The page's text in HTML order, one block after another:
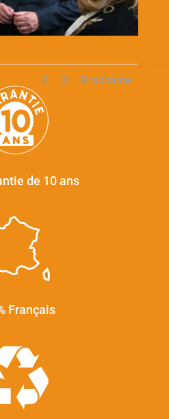
2 3 Prochaine
de 10 ans
Français